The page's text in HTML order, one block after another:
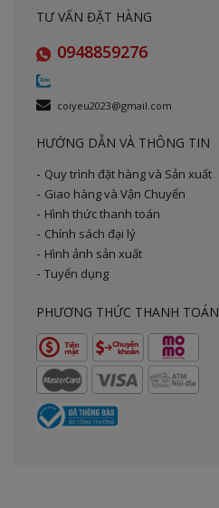
TƯ VẤN ĐẶT HÀNG
0948859276
coiyeu2023@gmail.com
HƯỚNG DẪN VÀ THÔNG TIN
Quy trình đặt hàng và Sản xuất
Giao hàng và Vận Chuyển
Hình thức thanh toán
Chính sách đại lý
Hình ảnh sản xuất
Tuyển dụng
PHƯƠNG THỨC THANH TOÁN